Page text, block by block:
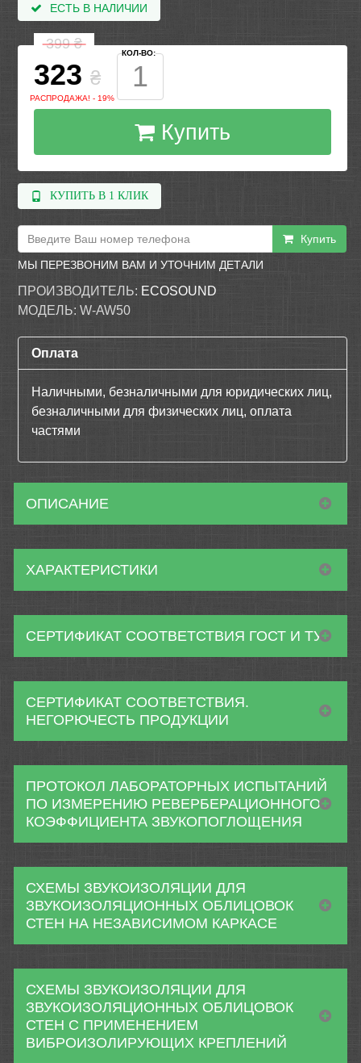
ЕСТЬ В НАЛИЧИИ
399₴
323 ₴
РАСПРОДАЖА! - 19%
КОЛ-ВО:
Купить
КУПИТЬ В 1 КЛИК
Купить
МЫ ПЕРЕЗВОНИМ ВАМ И УТОЧНИМ ДЕТАЛИ
ПРОИЗВОДИТЕЛЬ: ECOSOUND
МОДЕЛЬ: W-AW50
Оплата
Наличными, безналичными для юридических лиц,
безналичными для физических лиц, оплата
частями
ОПИСАНИЕ
ХАРАКТЕРИСТИКИ
СЕРТИФИКАТ СООТВЕТСТВИЯ ГОСТ И ТУ
СЕРТИФИКАТ СООТВЕТСТВИЯ.
НЕГОРЮЧЕСТЬ ПРОДУКЦИИ
ПРОТОКОЛ ЛАБОРАТОРНЫХ ИСПЫТАНИЙ
ПО ИЗМЕРЕНИЮ РЕВЕРБЕРАЦИОННОГО
КОЭФФИЦИЕНТА ЗВУКОПОГЛОЩЕНИЯ
СХЕМЫ ЗВУКОИЗОЛЯЦИИ ДЛЯ
ЗВУКОИЗОЛЯЦИОННЫХ ОБЛИЦОВОК
СТЕН НА НЕЗАВИСИМОМ КАРКАСЕ
СХЕМЫ ЗВУКОИЗОЛЯЦИИ ДЛЯ
ЗВУКОИЗОЛЯЦИОННЫХ ОБЛИЦОВОК
СТЕН С ПРИМЕНЕНИЕМ
ВИБРОИЗОЛИРУЮЩИХ КРЕПЛЕНИЙ